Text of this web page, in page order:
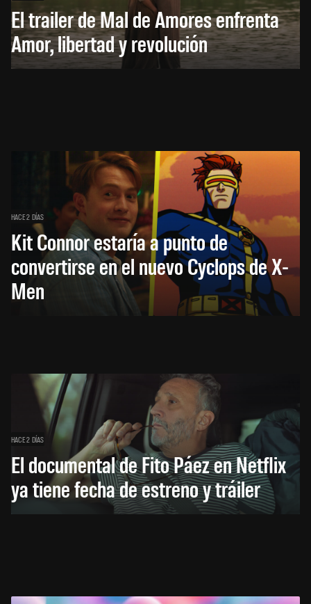
El trailer de Mal de Amores enfrenta
Amor, libertad y revolución
HACE 2 DÍAS
Kit Connor estaría a punto de
convertirse en el nuevo Cyclops de X-
Men
HACE 2 DÍAS
El documental de Fito Páez en Netflix
ya tiene fecha de estreno y tráiler